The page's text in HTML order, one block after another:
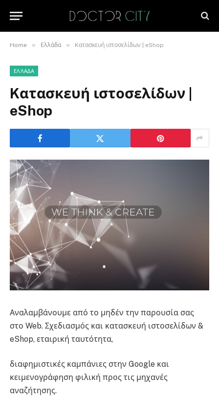
Home » Ελλάδα » Kατασκευή ιστοσελίδων | eShop
ΕΛΛΆΔΑ
Kατασκευή ιστοσελίδων |
eShop
Αναλαμβάνουμε από το μηδέν την παρουσία σας
στο Web. Σχεδιασμός και κατασκευή ιστοσελίδων &
eShop, εταιρική ταυτότητα,
διαφημιστικές καμπάνιες στην Google και
κειμενογράφηση φιλική προς τις μηχανές
αναζήτησης.